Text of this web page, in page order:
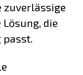
zuverlässige
die
passt.